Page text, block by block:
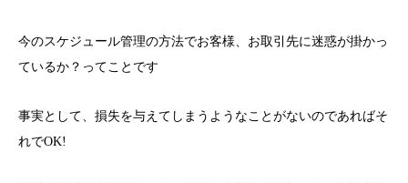
今のスケジュール管理の方法でお客様、お取引先に迷惑が掛かっ
ているか？ってことです
事実として、損失を与えてしまうようなことがないのであればそ
れでOK!